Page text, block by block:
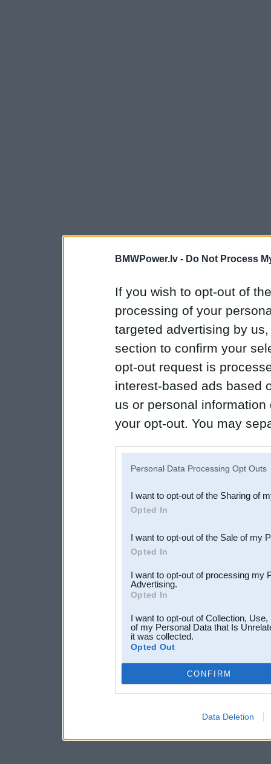
BMWPower.lv - Do Not Process
If you wish to opt-out of
processing of your
targeted advertising by
section to confirm your
opt-out request is
interest-based ads based
us or personal
your opt-out. You may
Downstream Participants
third parties.
Personal Data Processing Opt Outs
I want to opt-out of the Sharing of
Opted In
I want to opt-out of the Sale of my
Opted In
I want to opt-out of processing my
Advertising.
Opted In
I want to opt-out of Collection,
of my Personal Data that Is
it was collected.
Opted Out
CONFIRM
Data Deletion